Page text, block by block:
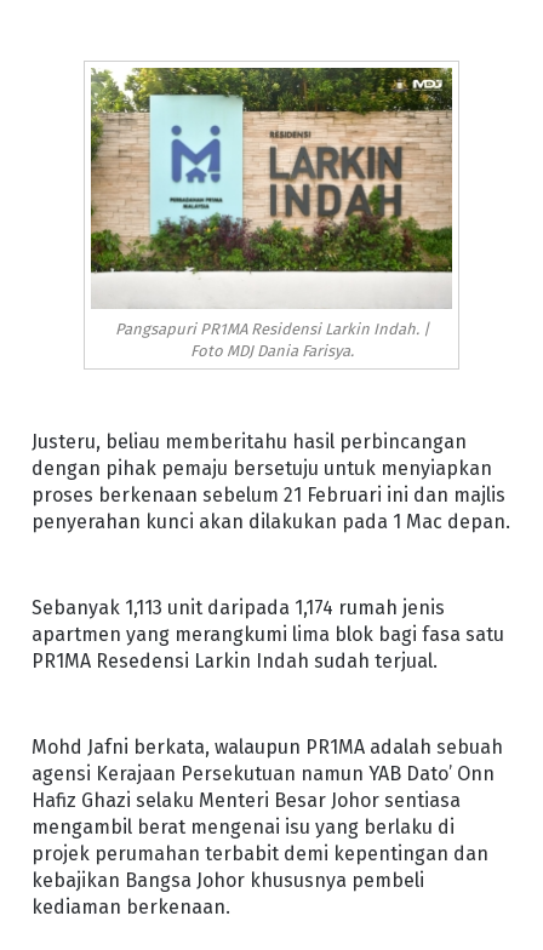
Pangsapuri PR1MA Residensi Larkin Indah. |
Foto MDJ Dania Farisya.
Justeru, beliau memberitahu hasil perbincangan
dengan pihak pemaju bersetuju untuk menyiapkan
proses berkenaan sebelum 21 Februari ini dan majlis
penyerahan kunci akan dilakukan pada 1 Mac depan.
Sebanyak 1,113 unit daripada 1,174 rumah jenis
apartmen yang merangkumi lima blok bagi fasa satu
PR1MA Resedensi Larkin Indah sudah terjual.
Mohd Jafni berkata, walaupun PR1MA adalah sebuah
agensi Kerajaan Persekutuan namun YAB Dato’ Onn
Hafiz Ghazi selaku Menteri Besar Johor sentiasa
mengambil berat mengenai isu yang berlaku di
projek perumahan terbabit demi kepentingan dan
kebajikan Bangsa Johor khususnya pembeli
kediaman berkenaan.